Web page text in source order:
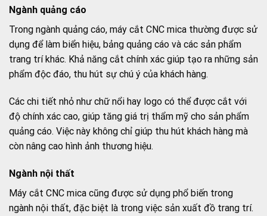
Ngành quảng cáo
Trong ngành quảng cáo, máy cắt CNC mica thường được sử
dụng để làm biển hiệu, bảng quảng cáo và các sản phẩm
trang trí khác. Khả năng cắt chính xác giúp tạo ra những sản
phẩm độc đáo, thu hút sự chú ý của khách hàng.
Các chi tiết nhỏ như chữ nổi hay logo có thể được cắt với
độ chính xác cao, giúp tăng giá trị thẩm mỹ cho sản phẩm
quảng cáo. Việc này không chỉ giúp thu hút khách hàng mà
còn nâng cao hình ảnh thương hiệu.
Ngành nội thất
Máy cắt CNC mica cũng được sử dụng phổ biến trong
ngành nội thất, đặc biệt là trong việc sản xuất đồ trang trí.